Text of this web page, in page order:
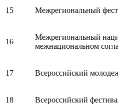
15 Межрегиональный
16
Межрегиональный
межнациональном
17 Всероссийский
18 Всероссийский